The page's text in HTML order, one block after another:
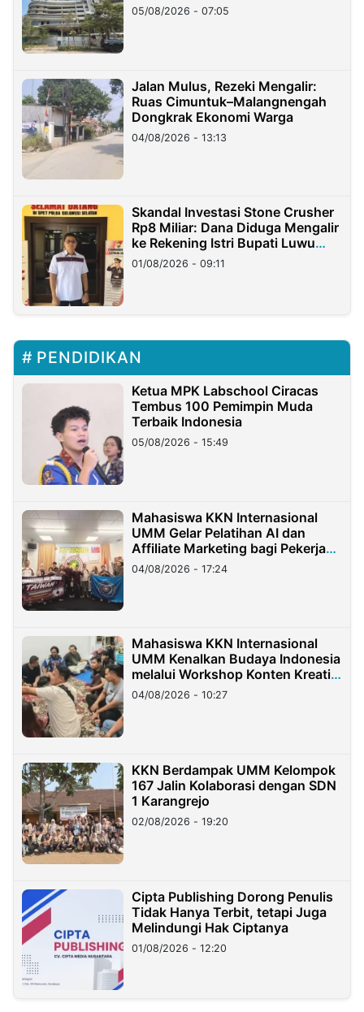
05/08/2026 - 07:05
Jalan Mulus, Rezeki Mengalir:
Ruas Cimuntuk–Malangnengah
Dongkrak Ekonomi Warga
04/08/2026 - 13:13
Skandal Investasi Stone Crusher
Rp8 Miliar: Dana Diduga Mengalir
ke Rekening Istri Bupati Luwu
Timur
01/08/2026 - 09:11
PENDIDIKAN
Ketua MPK Labschool Ciracas
Tembus 100 Pemimpin Muda
Terbaik Indonesia
05/08/2026 - 15:49
Mahasiswa KKN Internasional
UMM Gelar Pelatihan AI dan
Affiliate Marketing bagi Pekerja
Migran Indonesia di Taiwan
04/08/2026 - 17:24
Mahasiswa KKN Internasional
UMM Kenalkan Budaya Indonesia
melalui Workshop Konten Kreatif
di Taiwan
04/08/2026 - 10:27
KKN Berdampak UMM Kelompok
167 Jalin Kolaborasi dengan SDN
1 Karangrejo
02/08/2026 - 19:20
Cipta Publishing Dorong Penulis
Tidak Hanya Terbit, tetapi Juga
Melindungi Hak Ciptanya
01/08/2026 - 12:20